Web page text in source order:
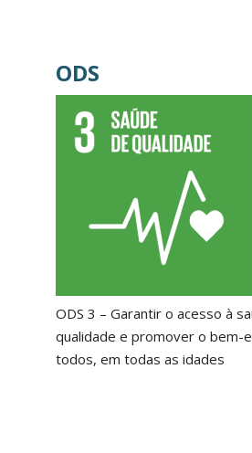
ODS
ODS 3 – Garantir o acesso à
qualidade e promover o bem-
todos, em todas as idades